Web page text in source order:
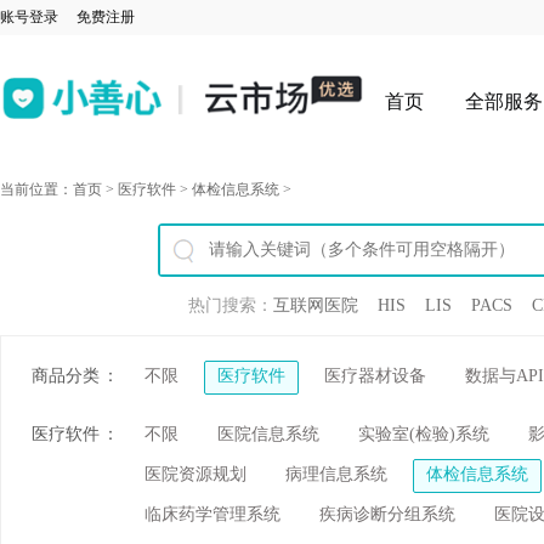
账号登录 免费注册
首页 全部服务
当前位置： 首页 > 医疗软件 > 体检信息系统 >
热门搜索： 互联网医院 HIS LIS PACS
商品分类 ： 不限 医疗软件 医疗器材设备 数据与API
医疗软件 ： 不限 医院信息系统 实验室(检验)系统
医院资源规划 病理信息系统 体检信息系统
临床药学管理系统 疾病诊断分组系统 医院